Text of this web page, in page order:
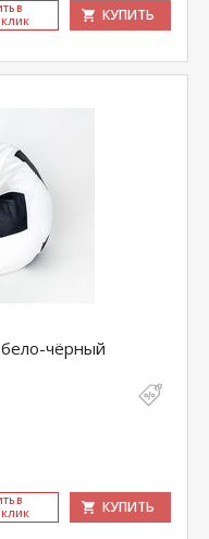
В
КУПИТЬ
чёрный
В
КУПИТЬ